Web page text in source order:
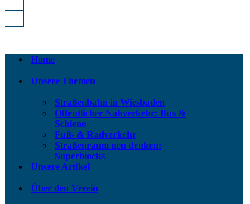
Navigationsmenü
Navigationsmenü
Home
Unsere Themen
Straßenbahn in Wiesbaden
Öffentlicher Nahverkehr: Bus &
Schiene
Fuß- & Radverkehr
Straßenraum neu denken:
Superblocks
Unsere Artikel
Über den Verein